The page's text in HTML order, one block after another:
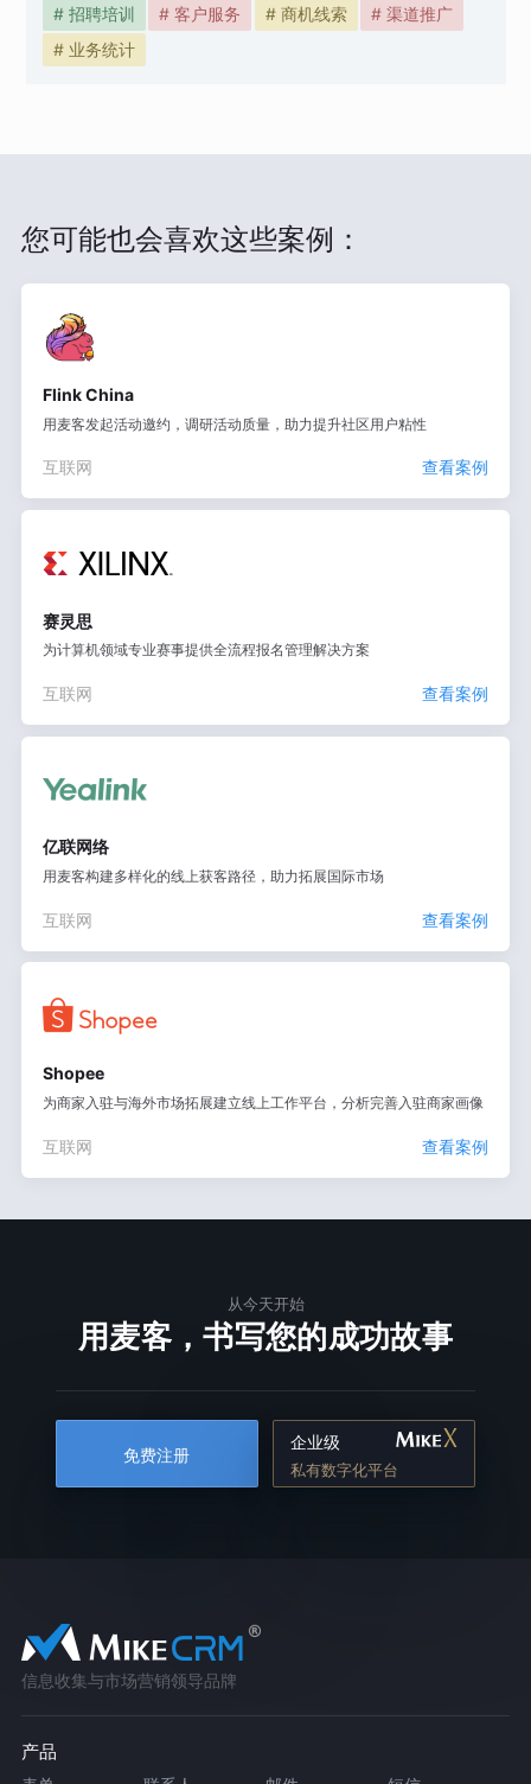
# 招聘培训 # 客户服务 # 商机线索
# 渠道推广
# 业务统计
您可能也会喜欢这些案例：
Flink China
用麦客发起活动邀约，调研活动质量，助力提升社区用户粘性
互联网 查看案例
赛灵思
为计算机领域专业赛事提供全流程报名管理解决方案
互联网 查看案例
亿联网络
用麦客构建多样化的线上获客路径，助力拓展国际市场
互联网 查看案例
Shopee
为商家入驻与海外市场拓展建立线上工作平台，分析完善入驻商家画像
互联网 查看案例
从今天开始
用麦客，书写您的成功故事
免费注册
企业级
私有数字化平台
信息收集与市场营销领导品牌
产品